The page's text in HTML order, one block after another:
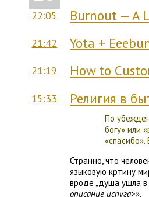
22:05 Burnout — A
21:42 Yota +
21:19 How to
15:33 Религия в
По
богу» или
Странно, что
языковую кртину
вроде „душа ушла в
описание испуга>».